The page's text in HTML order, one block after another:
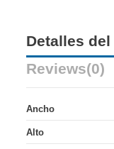
Detalles
Reviews(0)
Ancho
Alto